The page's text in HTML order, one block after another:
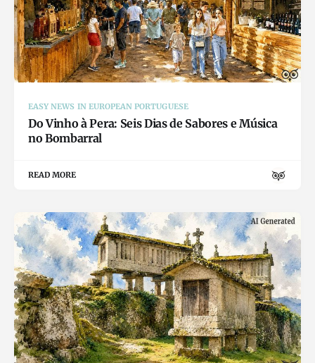
EASY NEWS IN EUROPEAN PORTUGUESE
Do Vinho à Pera: Seis Dias de Sabores e Música
no Bombarral
READ MORE